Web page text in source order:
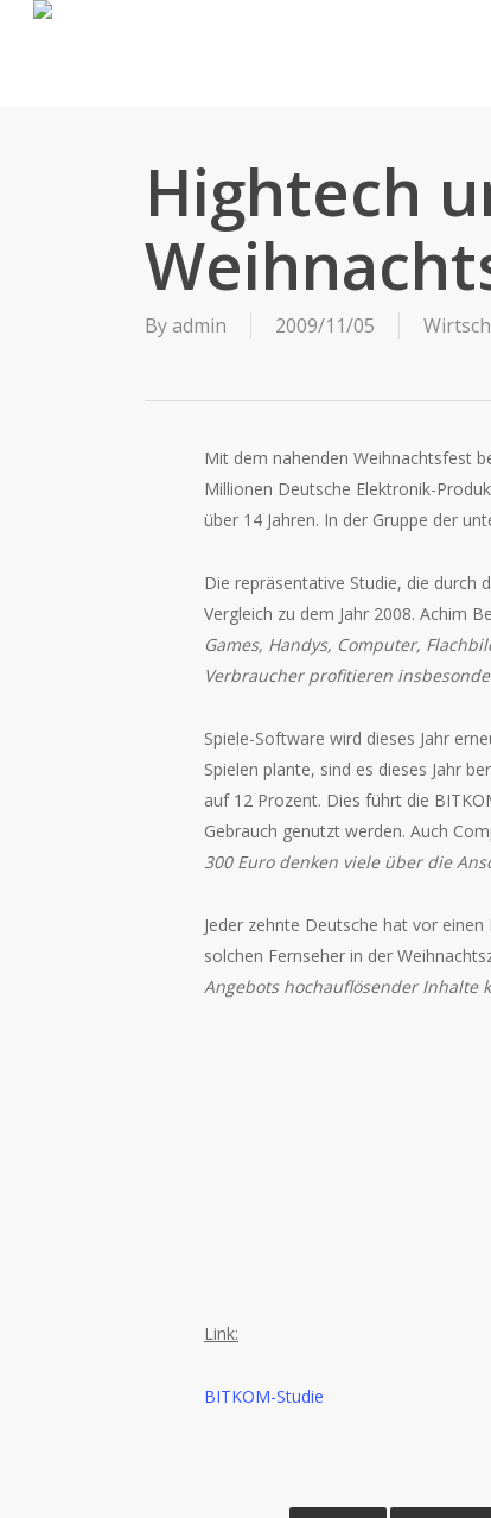
Hightech
Byadmin 2009/11/05
Mit dem nahenden Weihnachtsfest
Millionen Deutsche Elektronik-
über 14 Jahren. In der Gruppe der
Die repräsentative Studie, die durch
Vergleich zu dem Jahr 2008. Achim
Games, Handys, Computer,
Verbraucher profitieren
Spiele-Software wird dieses Jahr
Spielen plante, sind es dieses Jahr
auf 12 Prozent. Dies führt die
Gebrauch genutzt werden. Auch
300 Euro denken viele über die
Jeder zehnte Deutsche hat vor
solchen Fernseher in der
Angebots hochauflösender Inhalte
Link:
BITKOM-Studie